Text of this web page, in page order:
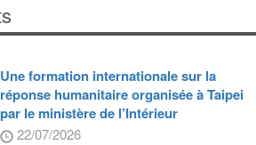
Une formation internationale sur la
réponse humanitaire organisée à Taipei
par le ministère de l’Intérieur
22/07/2026